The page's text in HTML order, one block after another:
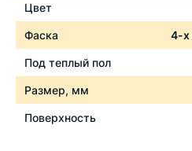
Цвет
Фаска 4-х
Под теплый пол
Размер, мм
Поверхность